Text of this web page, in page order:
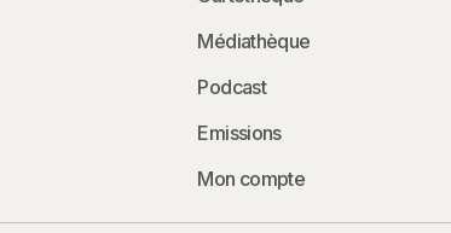
Médiathèque
Podcast
Emissions
Mon compte